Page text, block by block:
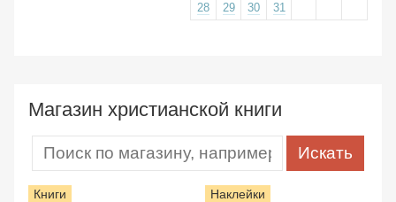
28
29 30 31
Магазин христианской книги
Книги Наклейки